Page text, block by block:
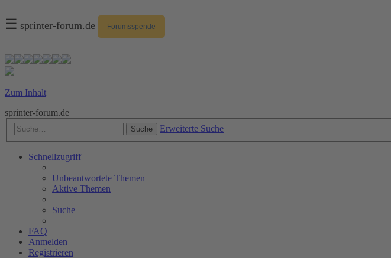
☰ sprinter-forum.de Forumsspende
Zum Inhalt
sprinter-forum.de
Suche Erweiterte Suche
Schnellzugriff
Unbeantwortete Themen
Aktive Themen
Suche
FAQ
Anmelden
Registrieren